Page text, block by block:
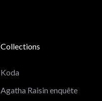
Collections
Koda
Agatha Raisin enquête